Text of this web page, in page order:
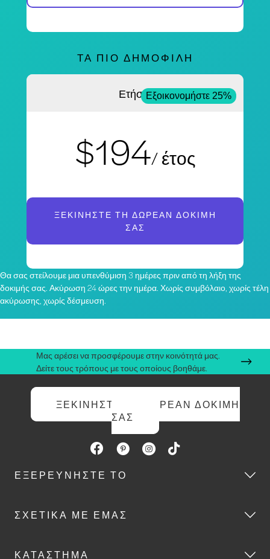
ΤΑ ΠΙΟ ΔΗΜΟΦΙΛΉ
ΕτήσιαΕξοικονομήστε 25%
$194/ έτος
ΞΕΚΙΝΉΣΤΕ ΤΗ ΔΩΡΕΆΝ ΔΟΚΙΜΉ
ΣΑΣ
Θα σας στείλουμε μια υπενθύμιση 3 ημέρες πριν από τη λήξη της
δοκιμής σας. Ακύρωση 24 ώρες την ημέρα. Χωρίς συμβόλαιο, χωρίς τέλη
ακύρωσης, χωρίς δέσμευση.
Μας αρέσει να προσφέρουμε στην κοινότητά μας.
Δείτε τους τρόπους με τους οποίους βοηθάμε.
ΞΕΚΙΝΉΣΤΕ ΤΗ ΔΩΡΕΆΝ ΔΟΚΙΜΉ
ΣΑΣ
ΕΞΕΡΕΥΝΉΣΤΕ ΤΟ
ΣΧΕΤΙΚΆ ΜΕ ΕΜΆΣ
ΚΑΤΆΣΤΗΜΑ